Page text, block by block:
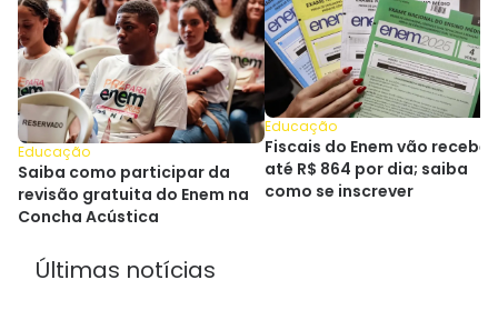
Educação
Saiba como participar da
revisão gratuita do Enem na
Concha Acústica
Educação
Fiscais do Enem vão receber
até R$ 864 por dia; saiba
como se inscrever
Últimas notícias